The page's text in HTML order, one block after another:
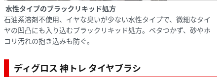
水性タイプのブラックリキッド処方
石油系溶剤不使用、イヤな臭いが少ない水性タイプで、微細なタイ
ヤの凹凸にも入り込むブラックリキッド処方。ベタつかず、砂やホ
コリ汚れの抱き込みも防ぐ。
ディグロス 神トレ タイヤブラシ